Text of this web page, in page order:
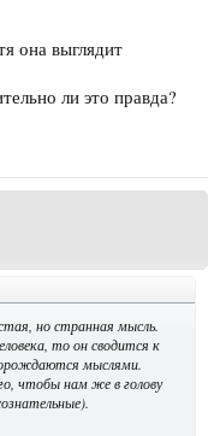
она выглядит
ли это правда?
но странная мысль.
то он сводится к
мыслями.
чтобы нам же в голову